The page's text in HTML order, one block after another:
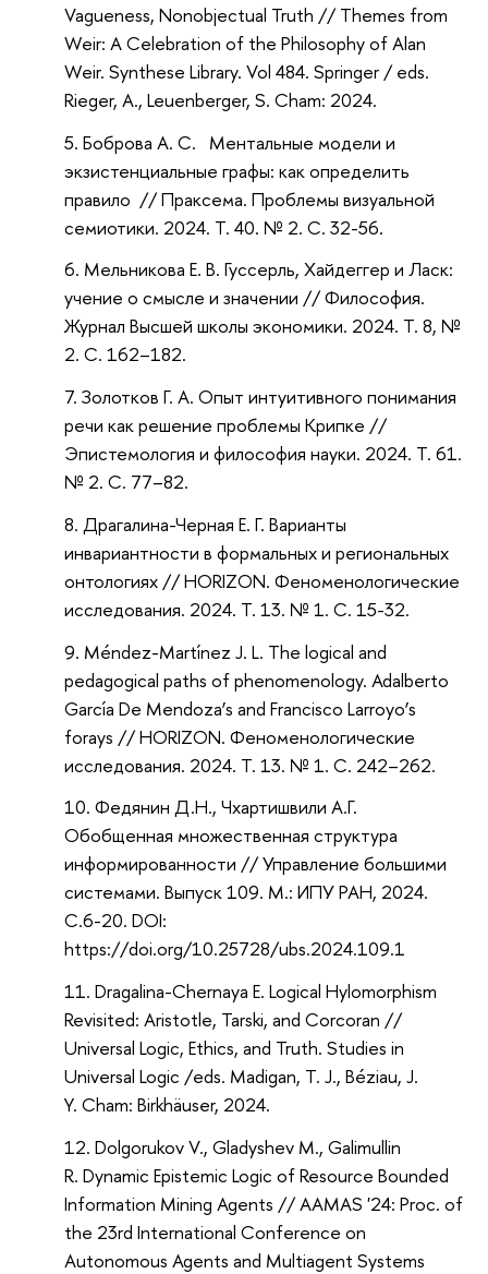
Vagueness, Nonobjectual Truth // Themes from
Weir: A Celebration of the Philosophy of Alan
Weir. Synthese Library. Vol 484. Springer / eds.
Rieger, A., Leuenberger, S. Cham: 2024.
Боброва А. С.
Ментальные модели и
экзистенциальные графы: как определить
правило // Праксема. Проблемы визуальной
семиотики. 2024. Т. 40. № 2. С. 32-56.
Мельникова Е. В. Гуссерль, Хайдеггер и Ласк:
учение о смысле и значении // Философия.
Журнал Высшей школы экономики. 2024. Т. 8, №
2. С. 162–182.
Золотков Г. А. Опыт интуитивного понимания
речи как решение проблемы Крипке //
Эпистемология и философия науки. 2024. Т. 61.
№ 2. С. 77–82.
Драгалина-Черная Е. Г. Варианты
инвариантности в формальных и региональных
онтологиях // HORIZON. Феноменологические
исследования. 2024. Т. 13. № 1. C. 15-32.
Méndez-Martínez J. L. The logical and
pedagogical paths of phenomenology. Adalberto
García De Mendoza’s and Francisco Larroyo’s
forays // HORIZON. Феноменологические
исследования. 2024. Т. 13. № 1. C. 242–262.
Федянин Д.Н., Чхартишвили А.Г.
Обобщенная множественная структура
информированности // Управление большими
системами. Выпуск 109. М.: ИПУ РАН, 2024.
С.6-20. DOI:
https://doi.org/10.25728/ubs.2024.109.1
Dragalina-Chernaya E. Logical Hylomorphism
Revisited: Aristotle, Tarski, and Corcoran //
Universal Logic, Ethics, and Truth. Studies in
Universal Logic /eds. Madigan, T. J., Béziau, J.
Y. Cham: Birkhäuser, 2024.
Dolgorukov V., Gladyshev M., Galimullin
R. Dynamic Epistemic Logic of Resource Bounded
Information Mining Agents // AAMAS '24: Proc. of
the 23rd International Conference on
Autonomous Agents and Multiagent Systems